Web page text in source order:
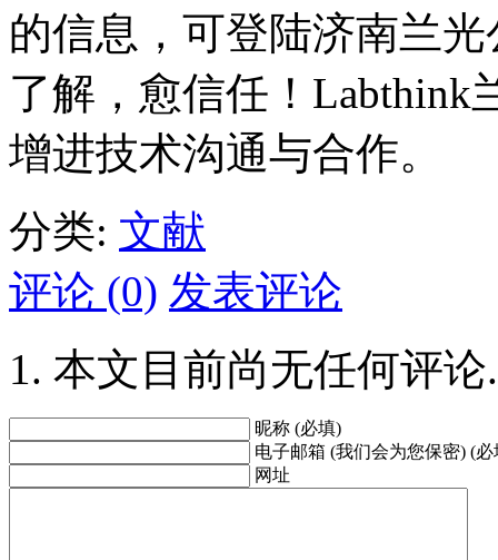
的信息，可登陆济南兰
了解，愈信任！Labthink
增进技术沟通与合作。
分类: 文献
评论 (0) 发表评论
本文目前尚无任何评论.
昵称 (必填)
电子邮箱 (我们会为您保密) (必
网址